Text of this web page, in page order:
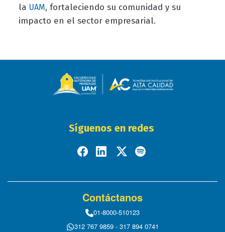
la UAM, fortaleciendo su comunidad y su
impacto en el sector empresarial.
Síguenos en redes
Contáctanos
01-8000-510123
312 767 9859 - 317 894 0741